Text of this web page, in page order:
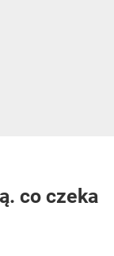
co czeka